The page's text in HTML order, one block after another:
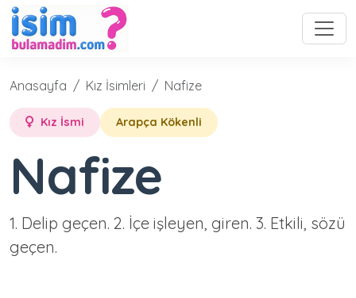
Anasayfa Kız İsimleri Nafize
Kız İsmi Arapça Kökenli
Nafize
1. Delip geçen. 2. İçe işleyen, giren. 3. Etkili, sözü
geçen.